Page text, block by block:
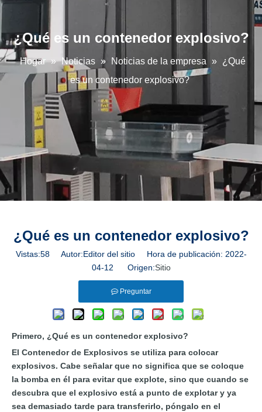
¿Qué es un contenedor explosivo?
Hogar » Noticias » Noticias de la empresa » ¿Qué
es un contenedor explosivo?
¿Qué es un contenedor explosivo?
Vistas:58Autor:Editor del sitio Hora de publicación: 2022-
04-12 Origen:Sitio
Preguntar
Primero, ¿Qué es un contenedor explosivo?
El Contenedor de Explosivos se utiliza para colocar
explosivos. Cabe señalar que no significa que se coloque
la bomba en él para evitar que explote, sino que cuando se
descubra que el explosivo está a punto de explotar y ya
sea demasiado tarde para transferirlo, póngalo en el